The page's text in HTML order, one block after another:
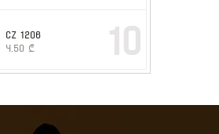
CZ 1206
4.50 ₾ 10